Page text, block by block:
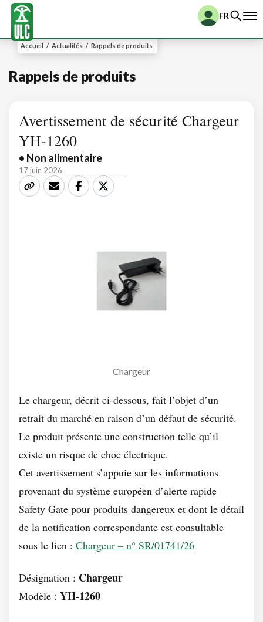
FR
Accueil / Actualités / Rappels de produits
Rappels de produits
Avertissement de sécurité Chargeur
YH-1260
• Non alimentaire
17 juin 2026
Chargeur
Le chargeur, décrit ci-dessous, fait l’objet d’un
retrait du marché en raison d’un défaut de sécurité.
Le produit présente une construction telle qu’il
existe un risque de choc électrique.
Cet avertissement s’appuie sur les informations
provenant du système européen d’alerte rapide
Safety Gate pour produits dangereux et dont le détail
de la notification correspondante est consultable
sous le lien : Chargeur – n° SR/01741/26
Désignation : Chargeur
Modèle : YH-1260